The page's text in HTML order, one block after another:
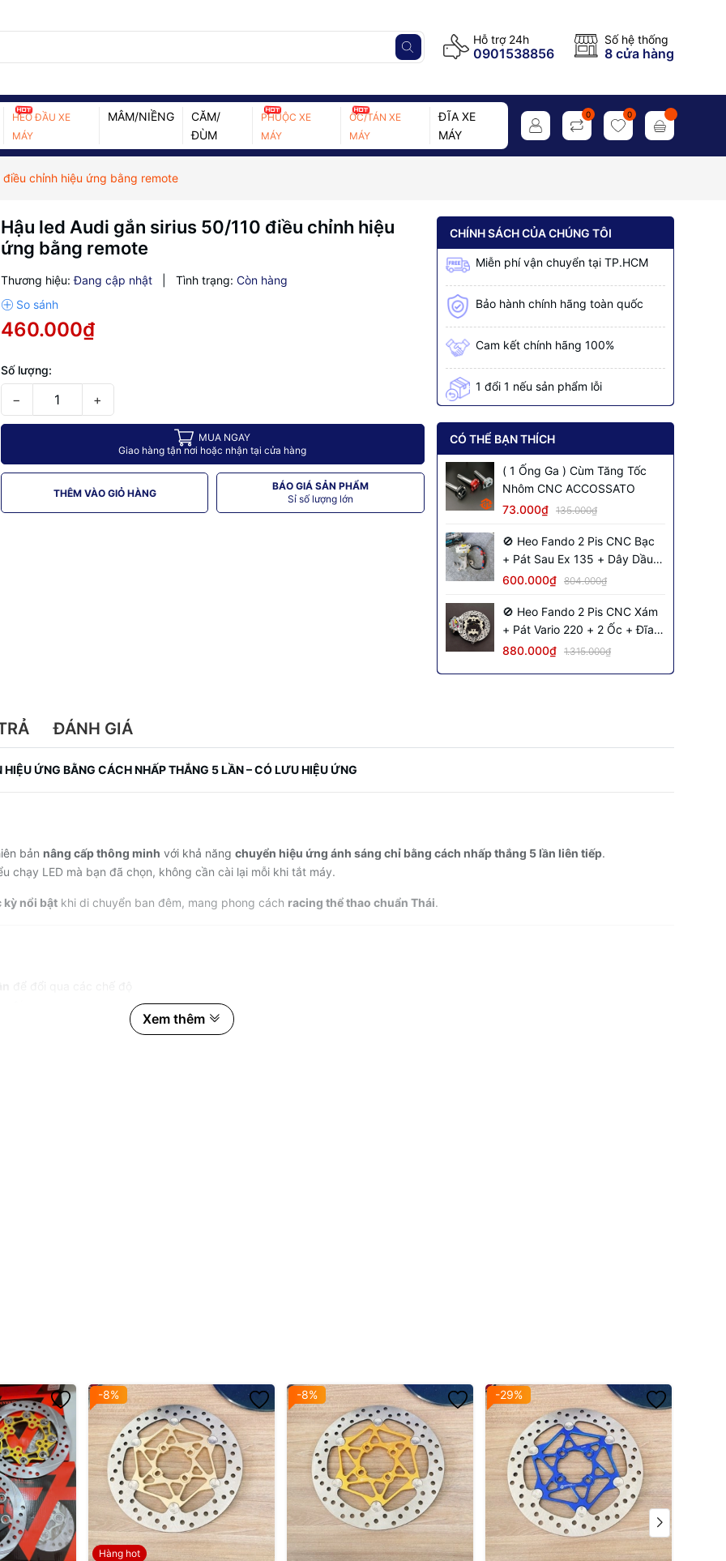
Hỗ trợ 24h
0901538856
Số hệ thống
8 cửa hàng
HEO ĐẦU XE
MÁY
MÂM/NIỀNG
CĂM/
ĐÙM
PHUỘC XE
MÁY
ỐC/TÁN XE
MÁY
ĐĨA XE
MÁY
0 0
chỉnh hiệu ứng bằng remote
Hậu led Audi gắn sirius 50/110 điều chỉnh hiệu
ứng bằng remote
Thương hiệu: Đang cập nhật Tình trạng: Còn hàng
460.000₫
Số lượng:
− +
MUA NGAY
Giao hàng tận nơi hoặc nhận tại cửa hàng
THÊM VÀO GIỎ HÀNG
BÁO GIÁ SẢN PHẨM
Sỉ số lượng lớn
CHÍNH SÁCH CỦA CHÚNG TÔI
Miễn phí vận chuyển tại TP.HCM
Bảo hành chính hãng toàn quốc
Cam kết chính hãng 100%
1 đổi 1 nếu sản phẩm lỗi
CÓ THỂ BẠN THÍCH
( 1 Ống Ga ) Cùm Tăng Tốc
Nhôm CNC ACCOSSATO
73.000₫ 135.000₫
🚫 Heo Fando 2 Pis CNC Bạc
+ Pát Sau Ex 135 + Dây Dầu
Đen + 2 Ốc Salaya
600.000₫ 804.000₫
🚫 Heo Fando 2 Pis CNC Xám
+ Pát Vario 220 + 2 Ốc + Đĩa
NVM S2 + Dây Dầu Đen Inox
880.000₫ 1.315.000₫
ĐÁNH GIÁ
ỨNG BẰNG CÁCH NHẤP THẮNG 5 LẦN – CÓ LƯU HIỆU ỨNG
bản nâng cấp thông minh với khả năng chuyển hiệu ứng ánh sáng chỉ bằng cách nhấp thắng 5 lần liên tiếp.
chạy LED mà bạn đã chọn, không cần cài lại mỗi khi tắt máy.
kỳ nổi bậtkhi di chuyển ban đêm, mang phong cách racing thể thao chuẩn Thái.
thở, fade…)
Xem thêm
Hàng hot
-8% -8% -29%